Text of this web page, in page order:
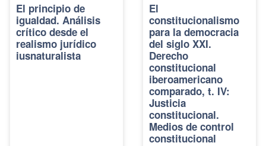
El principio de
igualdad. Análisis
crítico desde el
realismo jurídico
iusnaturalista
El
constitucionalismo
para la democracia
del siglo XXI.
Derecho
constitucional
iberoamericano
comparado, t. IV:
Justicia
constitucional.
Medios de control
constitucional